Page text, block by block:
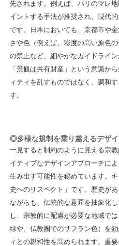
先されます。例えば、パリのマレ
イントする手法が推奨され、現代
です。日本においても、京都市や
さや色（例えば、彩度の高い原色
の禁止など、細やかなガイドライ
「景観は共有財産」という意識か
ィティを乱すものではなく、調和
す。
◎多様な規制を乗り越えるデザ
一見すると制約のように見える宗
イティブなデザインアプローチに
生み出す可能性を秘めています。
史へのリスペクト」です。歴史が
ながらも、伝統的な意匠を抽象化
し、宗教的に配慮が必要な地域で
緑や、仏教圏でのサフラン色）を
ィとの親和性を高められます。重